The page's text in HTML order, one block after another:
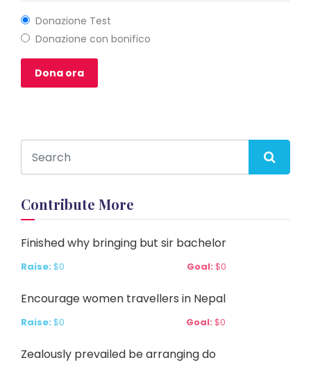
Donazione Test
Donazione con bonifico
Contribute More
Finished why bringing but sir bachelor
Raise: $0 Goal: $0
Encourage women travellers in Nepal
Raise: $0 Goal: $0
Zealously prevailed be arranging do